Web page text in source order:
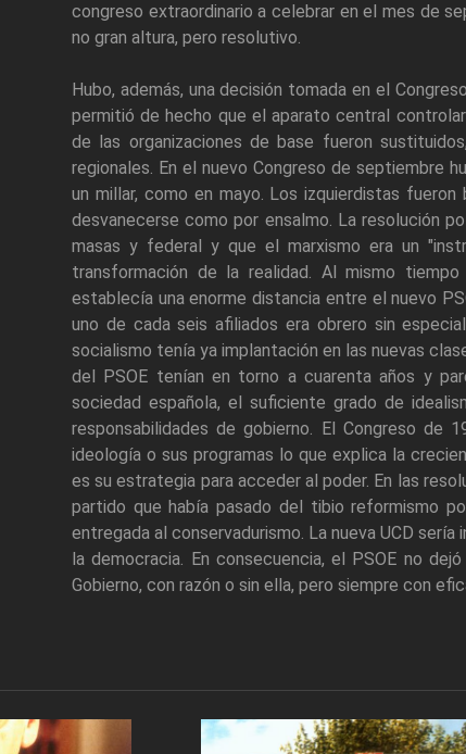
congreso extraordinario a celebrar en el mes de
no gran altura, pero resolutivo.
Hubo, además, una decisión tomada en el
permitió de hecho que el aparato central
de las organizaciones de base fueron
regionales. En el nuevo Congreso de septiembre
un millar, como en mayo. Los izquierdistas
desvanecerse como por ensalmo. La resolución
masas y federal y que el marxismo era un
transformación de la realidad. Al mismo
establecía una enorme distancia entre el nuevo
uno de cada seis afiliados era obrero sin
socialismo tenía ya implantación en las nuevas
del PSOE tenían en torno a cuarenta años y
sociedad española, el suficiente grado de
responsabilidades de gobierno. El Congreso de
ideología o sus programas lo que explica la
es su estrategia para acceder al poder. En las
partido que había pasado del tibio reformismo
entregada al conservadurismo. La nueva UCD
la democracia. En consecuencia, el PSOE no
Gobierno, con razón o sin ella, pero siempre con